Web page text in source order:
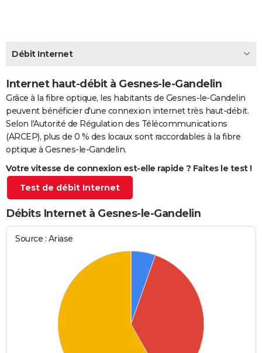
CARTE DE VOEUX
Carte de Noël
Carte Bonne année
Carte Saint-Valentin
Carte Pâques
Carte d'anniversaire
DICTIONNAIRE
PROGRAMME TV
COPAINS D'AVANT
S'inscrire
Se connecter
Lycées
Collèges
Primaires
Universités
Entreprises
Service militaire
Avis de recherche
Bricolage
Lifestyle
Culture
Sport
Auto
Television
Voyage
Cinema
Débit Internet
Internet haut-débit à Gesnes-le-Gandelin
Grâce à la fibre optique, les habitants de Gesnes-le-Gandelin
peuvent bénéficier d'une connexion internet très haut-débit.
Selon l'Autorité de Régulation des Télécommunications
(ARCEP), plus de 0 % des locaux sont raccordables à la fibre
optique à Gesnes-le-Gandelin.
Votre vitesse de connexion est-elle rapide ? Faites le test !
Test de débit Internet
Débits Internet à Gesnes-le-Gandelin
Source : Ariase